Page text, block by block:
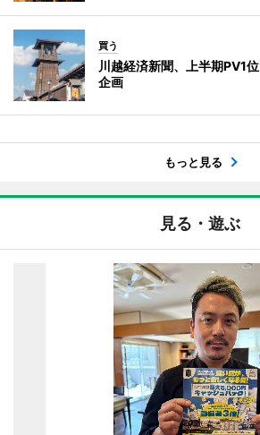
買う
川越経済新聞、上半期PV1
企画
もっと見る
見る・遊ぶ